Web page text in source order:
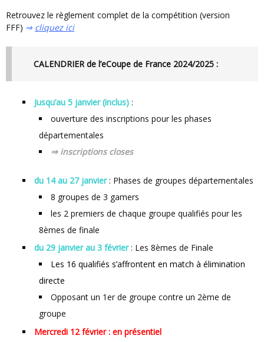
Retrouvez le règlement complet de la compétition (version
FFF) ⇒ cliquez ici
CALENDRIER de l’eCoupe de France 2024/2025 :
Jusqu’au 5 janvier (inclus) :
ouverture des inscriptions pour les phases
départementales
⇒ inscriptions closes
du 14 au 27 janvier: Phases de groupes départementales
8 groupes de 3 gamers
les 2 premiers de chaque groupe qualifiés pour les
8èmes de finale
du 29 janvier au 3 février : Les 8èmes de Finale
Les 16 qualifiés s’affrontent en match à élimination
directe
Opposant un 1er de groupe contre un 2ème de
groupe
Mercredi 12 février : en présentiel